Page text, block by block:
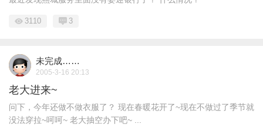
3110 3
未完成……
2005-3-16 20:13
老大进来~
问下，今年还做不做衣服了？ 现在春暖花开了~现在不做过了季节就
没法穿拉~呵呵~ 老大抽空办下吧~ ...